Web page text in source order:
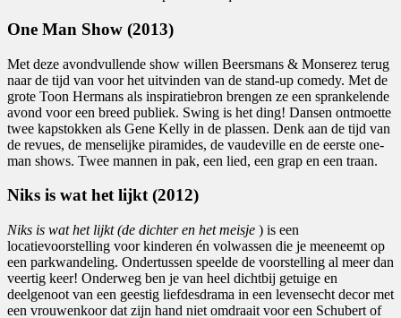
One Man Show (2013)
Met deze avondvullende show willen Beersmans & Monserez terug
naar de tijd van voor het uitvinden van de stand-up comedy. Met de
grote Toon Hermans als inspiratiebron brengen ze een sprankelende
avond voor een breed publiek. Swing is het ding! Dansen ontmoette
twee kapstokken als Gene Kelly in de plassen. Denk aan de tijd van
de revues, de menselijke piramides, de vaudeville en de eerste one-
man shows. Twee mannen in pak, een lied, een grap en een traan.
Niks is wat het lijkt(2012)
Niks is wat het lijkt (de dichter en het meisje ) is een
locatievoorstelling voor kinderen én volwassen die je meeneemt op
een parkwandeling. Ondertussen speelde de voorstelling al meer dan
veertig keer! Onderweg ben je van heel dichtbij getuige en
deelgenoot van een geestig liefdesdrama in een levensecht decor met
een vrouwenkoor dat zijn hand niet omdraait voor een Schubert of